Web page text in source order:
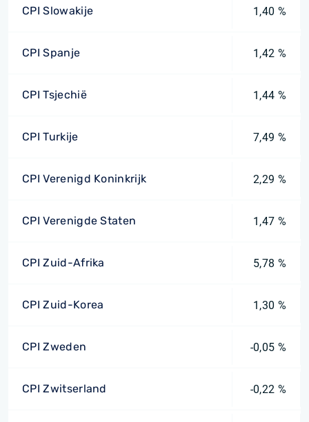
CPI Slowakije 1,40 %
CPI Spanje 1,42 %
CPI Tsjechië 1,44 %
CPI Turkije 7,49 %
CPI Verenigd Koninkrijk 2,29 %
CPI Verenigde Staten 1,47 %
CPI Zuid-Afrika 5,78 %
CPI Zuid-Korea 1,30 %
CPI Zweden -0,05 %
CPI Zwitserland -0,22 %